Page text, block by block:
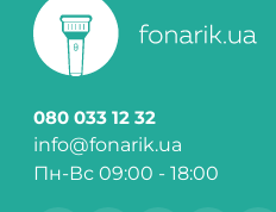
080 033 12 32
info@fonarik.ua
Пн-Вс 09:00 - 18:00